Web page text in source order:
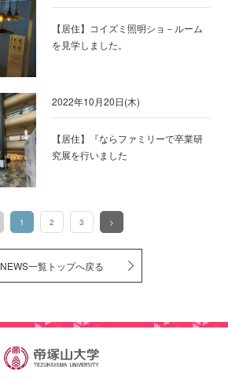
【居住】コイズミ照明ショ－ルーム
を見学しました。
2022年10月20日(木)
【居住】『ならファミリーで卒業研
究展を行いました
1
（このページ）
2 3 >
NEWS一覧トップへ戻る